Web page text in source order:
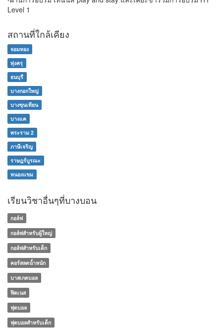
Level 1
สถานที่ใกล้เคียง
จอมทอง
ทุ่งครุ
ธนบุรี
บางกอกใหญ่
บางขุนเทียน
บางแค
พระราม 2
ภาษีเจริญ
ราษฎร์บูรณะ
หนองแขม
เรียนวิชาอื่นๆที่บางบอน
กอล์ฟ
กอล์ฟสำหรับผู้ใหญ่
กอล์ฟสำหรับเด็ก
คอร์สลดน้ำหนัก
บาสเกตบอล
ฟิตเนส
ฟุตบอล
ฟุตบอลสำหรับเด็ก